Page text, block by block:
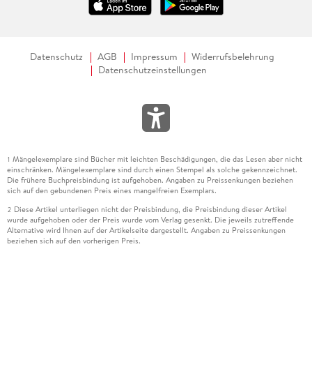
Datenschutz AGB Impressum
Widerrufsbelehrung
Datenschutzeinstellungen
1 Mängelexemplare sind Bücher mit leichten Beschädigungen, die das Lesen aber nicht
einschränken. Mängelexemplare sind durch einen Stempel als solche gekennzeichnet.
Die frühere Buchpreisbindung ist aufgehoben. Angaben zu Preissenkungen beziehen
sich auf den gebundenen Preis eines mangelfreien Exemplars.
2 Diese Artikel unterliegen nicht der Preisbindung, die Preisbindung dieser Artikel
wurde aufgehoben oder der Preis wurde vom Verlag gesenkt. Die jeweils zutreffende
Alternative wird Ihnen auf der Artikelseite dargestellt. Angaben zu Preissenkungen
beziehen sich auf den vorherigen Preis.